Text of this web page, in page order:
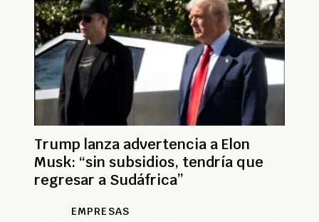
Trump lanza advertencia a Elon
Musk: “sin subsidios, tendría que
regresar a Sudáfrica”
EMPRESAS